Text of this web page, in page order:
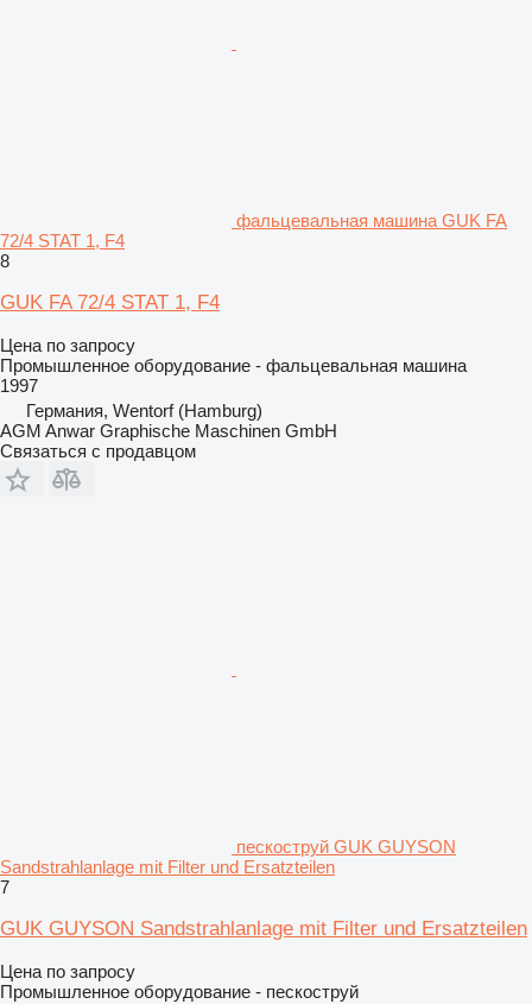
фальцевальная машина GUK FA
72/4 STAT 1, F4
8
GUK FA 72/4 STAT 1, F4
Цена по запросу
Промышленное оборудование - фальцевальная машина
1997
Германия, Wentorf (Hamburg)
AGM Anwar Graphische Maschinen GmbH
Связаться с продавцом
пескоструй GUK GUYSON
Sandstrahlanlage mit Filter und Ersatzteilen
7
GUK GUYSON Sandstrahlanlage mit Filter und Ersatzteilen
Цена по запросу
Промышленное оборудование - пескоструй